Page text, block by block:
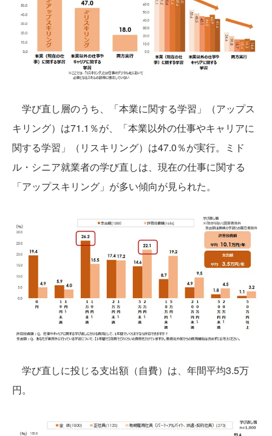
学び直し層のうち、「本業に関する学習」（アップス
キリング）は71.1％が、「本業以外の仕事やキャリアに
関する学習」（リスキリング）は47.0％が実行。ミド
ル・シニア就業者の学び直しは、現在の仕事に関する
「アップスキリング」が多い傾向が見られた。
学び直しに投じる支出額（自費）は、年間平均3.5万
円。